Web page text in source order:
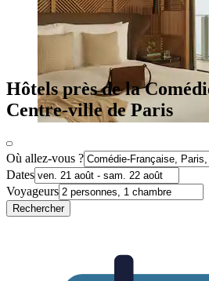
Hôtels près de la
Centre-ville de Paris
Où allez-vous ?
Dates
Voyageurs
Rechercher